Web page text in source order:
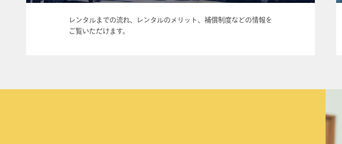
レンタルまでの流れ、レンタルのメリット、補償制度などの情報を
ご覧いただけます。